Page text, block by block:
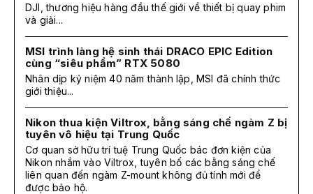
DJI, thương hiệu hàng đầu thế giới về thiết bị quay phim
và giải...
MSI trình làng hệ sinh thái DRACO EPIC Edition
cùng “siêu phẩm” RTX 5080
Nhân dịp kỷ niệm 40 năm thành lập, MSI đã chính thức
giới thiệu...
Nikon thua kiện Viltrox, bằng sáng chế ngàm Z bị
tuyên vô hiệu tại Trung Quốc
Cơ quan sở hữu trí tuệ Trung Quốc bác đơn kiện của
Nikon nhắm vào Viltrox, tuyên bố các bằng sáng chế
liên quan đến ngàm Z-mount không đủ tính mới để
được bảo hộ.